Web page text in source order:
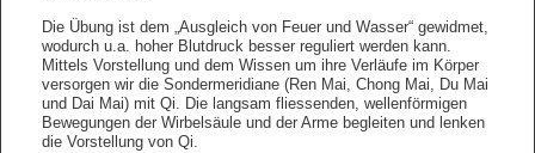
Die Übung ist dem „Ausgleich von Feuer und Wasser“ gewidmet,
wodurch u.a. hoher Blutdruck besser reguliert werden kann.
Mittels Vorstellung und dem Wissen um ihre Verläufe im Körper
versorgen wir die Sondermeridiane (Ren Mai, Chong Mai, Du Mai
und Dai Mai) mit Qi. Die langsam fliessenden, wellenförmigen
Bewegungen der Wirbelsäule und der Arme begleiten und lenken
die Vorstellung von Qi.